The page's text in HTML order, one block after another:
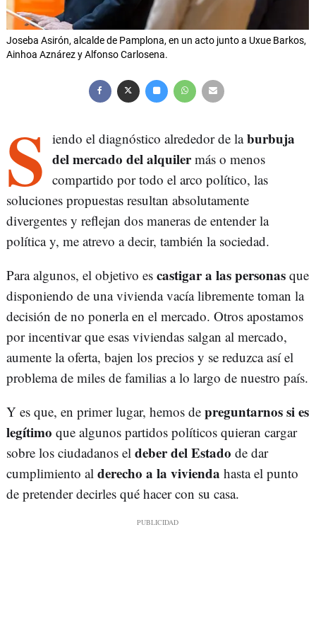
Joseba Asirón, alcalde de Pamplona, en un acto junto a Uxue Barkos,
Ainhoa Aznárez y Alfonso Carlosena.
S iendo el diagnóstico alrededor de laburbuja
del mercado del alquilermás o menos
compartido por todo el arco político, las
soluciones propuestas resultan absolutamente
divergentes y reflejan dos maneras de entender la
política y, me atrevo a decir, también la sociedad.
Para algunos, el objetivo es castigar a las personas que
disponiendo de una vivienda vacía libremente toman la
decisión de no ponerla en el mercado. Otros apostamos
por incentivar que esas viviendas salgan al mercado,
aumente la oferta, bajen los precios y se reduzca así el
problema de miles de familias a lo largo de nuestro país.
Y es que, en primer lugar, hemos de preguntarnos si es
legítimo que algunos partidos políticos quieran cargar
sobre los ciudadanos el deber del Estado de dar
cumplimiento al derecho a la vivienda hasta el punto
de pretender decirles qué hacer con su casa.